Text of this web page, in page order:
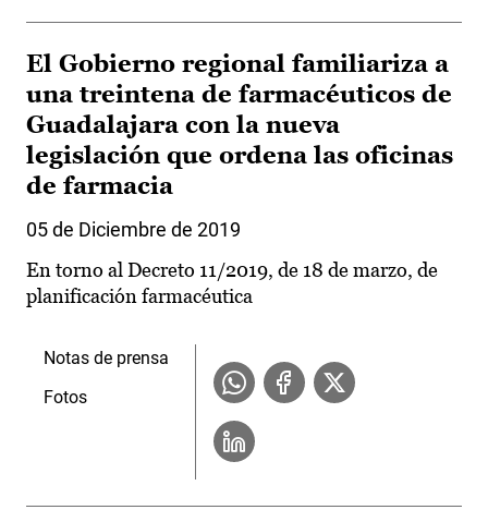
El Gobierno regional familiariza a
una treintena de farmacéuticos de
Guadalajara con la nueva
legislación que ordena las oficinas
de farmacia
05 de Diciembre de 2019
En torno al Decreto 11/2019, de 18 de marzo, de
planificación farmacéutica
Notas de prensa
Fotos